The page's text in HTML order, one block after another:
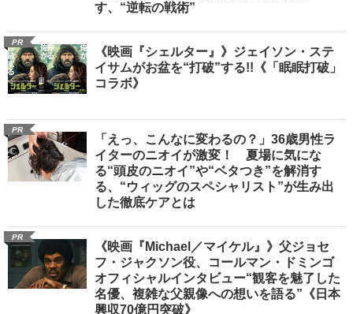
す、“逆転の戦術”
PR
《映画『シェルター』》ジェイソン・ステ
イサムがお盆を“打破”する!!《「眠眠打破」
コラボ》
PR
「えっ、こんなに変わるの？」36歳男性ラ
イターのニオイが激変！ 夏場に気にな
る“頭皮のニオイ”や“ベタつき”を解消す
る、“ウィッグのスペシャリスト”が生み出
した徹底ケアとは
PR
《映画『Michael／マイケル』》父ジョセ
フ・ジャクソン役、コールマン・ドミンゴ
オフィシャルインタビュー“観客を魅了した
名優、複雑な父親像への想いを語る”《日本
興収70億円突破》